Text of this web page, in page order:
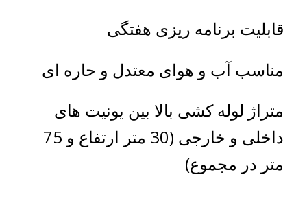
قابلیت برنامه ریزی هفتگی
مناسب آب و هوای معتدل و حاره ای
متراژ لوله کشی بالا بین یونیت های
داخلی و خارجی (30 متر ارتفاع و 75
متر در مجموع)